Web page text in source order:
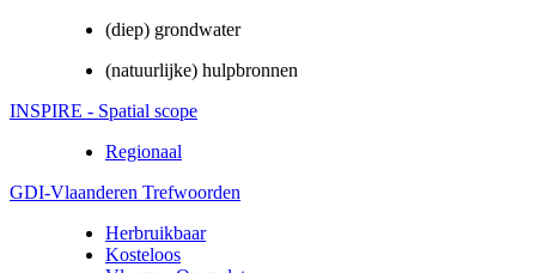
(diep) grondwater
(natuurlijke) hulpbronnen
INSPIRE - Spatial scope
Regionaal
GDI-Vlaanderen Trefwoorden
Herbruikbaar
Kosteloos